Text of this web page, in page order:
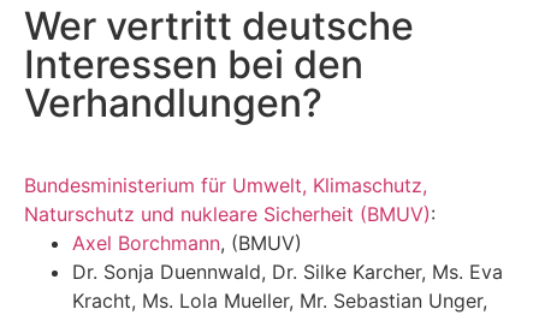
Wer vertritt deutsche
Interessen bei den
Verhandlungen?
Bundesministerium für Umwelt, Klimaschutz,
Naturschutz und nukleare Sicherheit (BMUV):
Axel Borchmann, (BMUV)
Dr. Sonja Duennwald, Dr. Silke Karcher, Ms. Eva
Kracht, Ms. Lola Mueller, Mr. Sebastian Unger,